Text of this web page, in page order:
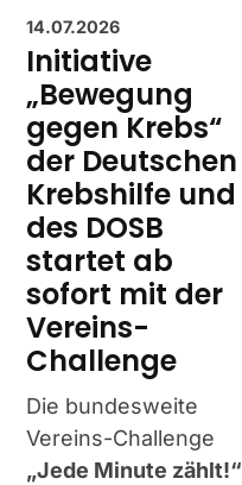
14.07.2026
Initiative
„Bewegung
gegen Krebs“
der Deutschen
Krebshilfe und
des DOSB
startet ab
sofort mit der
Vereins-
Challenge
Die bundesweite
Vereins-Challenge
„Jede Minute zählt!“